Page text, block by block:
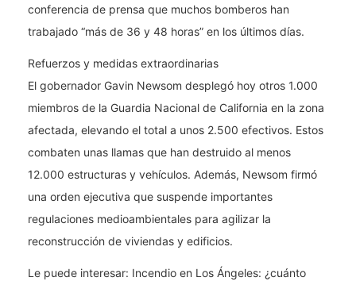
conferencia de prensa que muchos bomberos han
trabajado “más de 36 y 48 horas” en los últimos días.
Refuerzos y medidas extraordinarias
El gobernador Gavin Newsom desplegó hoy otros 1.000
miembros de la Guardia Nacional de California en la zona
afectada, elevando el total a unos 2.500 efectivos. Estos
combaten unas llamas que han destruido al menos
12.000 estructuras y vehículos. Además, Newsom firmó
una orden ejecutiva que suspende importantes
regulaciones medioambientales para agilizar la
reconstrucción de viviendas y edificios.
Le puede interesar: Incendio en Los Ángeles: ¿cuánto